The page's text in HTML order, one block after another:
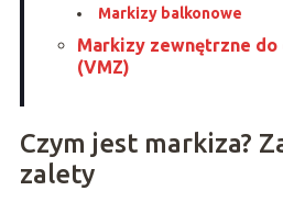
Markizy balkonowe
Markizy zewnętrzne do
(VMZ)
Czym jest markiza?
zalety